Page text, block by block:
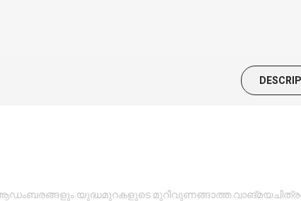
ആഡംബരങ്ങളും യുദ്ധമുറകളുടെ മുറിവുണങ്ങാത്ത